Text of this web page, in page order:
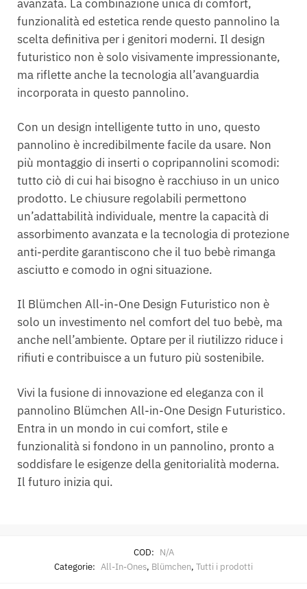
avanzata. La combinazione unica di comfort,
funzionalità ed estetica rende questo pannolino la
scelta definitiva per i genitori moderni. Il design
futuristico non è solo visivamente impressionante,
ma riflette anche la tecnologia all’avanguardia
incorporata in questo pannolino.
Con un design intelligente tutto in uno, questo
pannolino è incredibilmente facile da usare. Non
più montaggio di inserti o copripannolini scomodi:
tutto ciò di cui hai bisogno è racchiuso in un unico
prodotto. Le chiusure regolabili permettono
un’adattabilità individuale, mentre la capacità di
assorbimento avanzata e la tecnologia di protezione
anti-perdite garantiscono che il tuo bebè rimanga
asciutto e comodo in ogni situazione.
Il Blümchen All-in-One Design Futuristico non è
solo un investimento nel comfort del tuo bebè, ma
anche nell’ambiente. Optare per il riutilizzo riduce i
rifiuti e contribuisce a un futuro più sostenibile.
Vivi la fusione di innovazione ed eleganza con il
pannolino Blümchen All-in-One Design Futuristico.
Entra in un mondo in cui comfort, stile e
funzionalità si fondono in un pannolino, pronto a
soddisfare le esigenze della genitorialità moderna.
Il futuro inizia qui.
COD: N/A
Categorie: All-In-Ones, Blümchen, Tutti i prodotti